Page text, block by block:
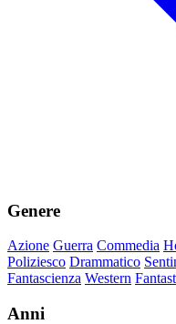
Genere
Azione Guerra Commedia
Poliziesco Drammatico
Fantascienza Western
Anni